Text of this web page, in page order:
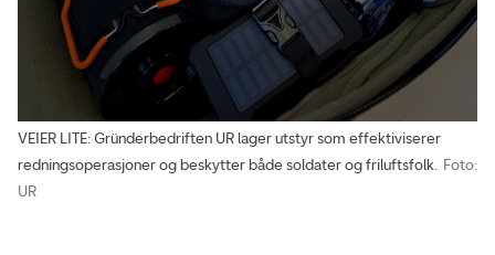
VEIER LITE: Gründerbedriften UR lager utstyr som effektiviserer
redningsoperasjoner og beskytter både soldater og friluftsfolk. Foto:
UR